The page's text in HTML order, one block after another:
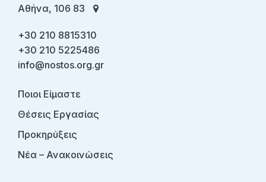
Αθήνα, 106 83
+30 210 8815310
+30 210 5225486
info@nostos.org.gr
Ποιοι Είμαστε
Θέσεις Εργασίας
Προκηρύξεις
Νέα – Ανακοινώσεις